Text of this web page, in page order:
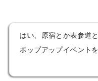
はい、原宿とか表参道
ポップアップイベント